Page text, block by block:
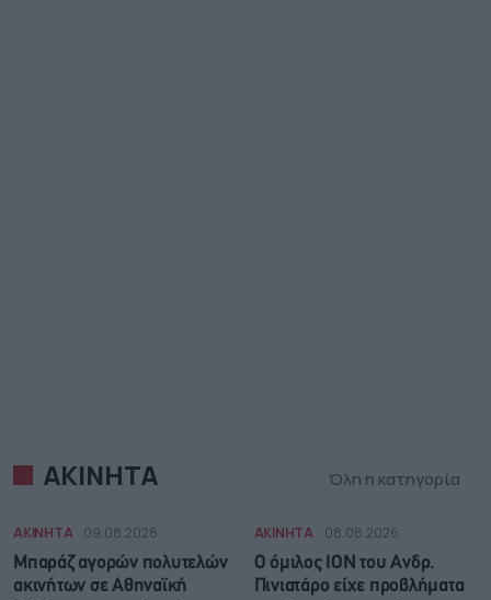
ΑΚΙΝΗΤΑ Όλη η κατηγορία
ΑΚΙΝΗΤΑ 09.08.2026
Μπαράζ αγορών πολυτελών
ακινήτων σε Αθηναϊκή
ΑΚΙΝΗΤΑ 08.08.2026
Ο όμιλος ΙΟΝ του Ανδρ.
Πινιατάρο είχε προβλήματα